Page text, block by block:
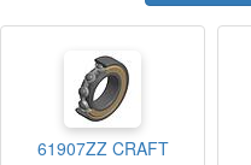
61907ZZ CRAFT